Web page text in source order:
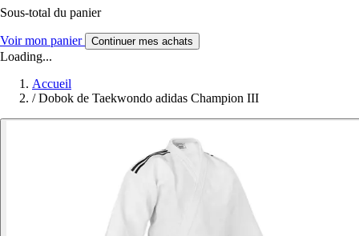
Sous-total du panier
Voir mon panier Continuer mes achats
Loading...
Accueil
/ Dobok de Taekwondo adidas Champion III